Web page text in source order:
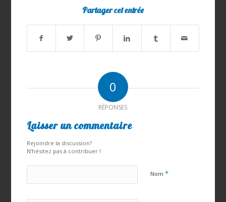
Partager cet entrée
0
RÉPONSES
Laisser un commentaire
Rejoindre la discussion?
N’hésitez pas à contribuer !
Nom *